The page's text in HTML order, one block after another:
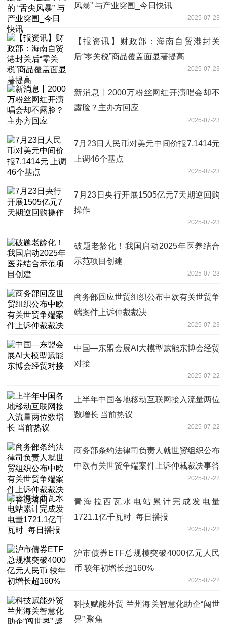
风暴” 与产业突围_今日快讯
2025-07-23
【报资讯】财政部：海南自贸港封关
后“零关税”商品覆盖面显著提高
2025-07-23
新消息丨2000万粉丝网红开演唱会却不
露脸？主办方回应
2025-07-23
7月23日人民币对美元中间价报7.1414元
上调46个基点
2025-07-23
7月23日央行开展1505亿元7天期逆回购
操作
2025-07-23
破题老龄化！我国启动2025年医养结合
示范项目创建
2025-07-23
商务部回应世贸组织公布中欧有关世贸争
端案件上诉仲裁裁决
2025-07-23
中国—东盟会展AI大模型赋能东博会经贸
对接
2025-07-22
上半年中国各地移动互联网接入流量两位
数增长 当前热议
2025-07-22
商务部条约法律司负责人就世贸组织公布
中欧有关世贸争端案件上诉仲裁裁决事答
2025-07-22
青海拉西瓦水电站累计完成发电量
1721.1亿千瓦时_每日播报
2025-07-22
沪市债券ETF总规模突破4000亿元人民
币 较年初增长超160%
2025-07-22
科技赋能外贸 兰州海关智慧化助企“闯世
界” 聚焦